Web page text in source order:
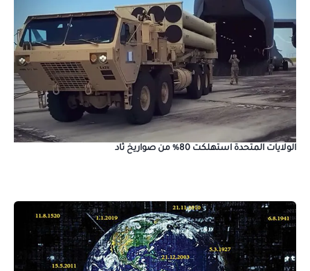
الولايات المتحدة استهلكت 80% من صواريخ ثاد